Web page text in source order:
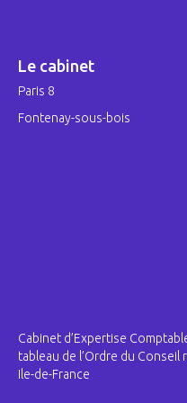
Le cabinet
Paris 8
Fontenay-sous-bois
Cabinet d’Expertise
tableau de l’Ordre du Conseil
Ile-de-France